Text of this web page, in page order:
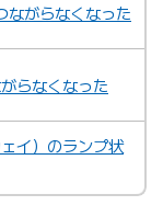
がらなくなった
らなくなった
イ）のランプ状